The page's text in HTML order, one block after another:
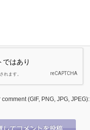
(GIF, PNG, JPG, JPEG):